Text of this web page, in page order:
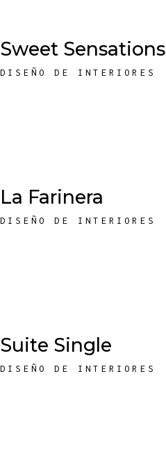
Sweet Sensations
DISEÑO DE INTERIORES
La Farinera
DISEÑO DE INTERIORES
Suite Single
DISEÑO DE INTERIORES